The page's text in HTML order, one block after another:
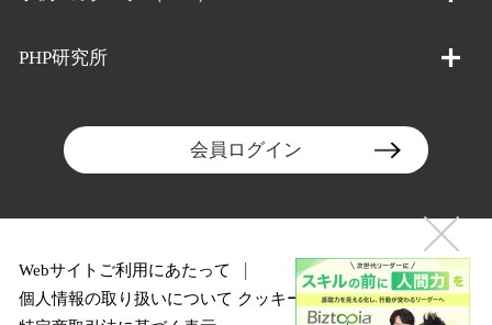
PHP研究所
会員ログイン
Webサイトご利用にあたって
個人情報の取り扱いについて クッキーポリシー